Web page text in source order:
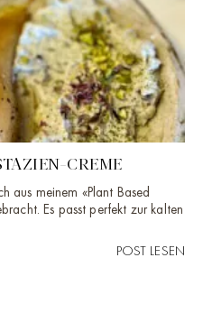
CREME
aus meinem «Plant Based
Es passt perfekt zur kalten
POST LESEN